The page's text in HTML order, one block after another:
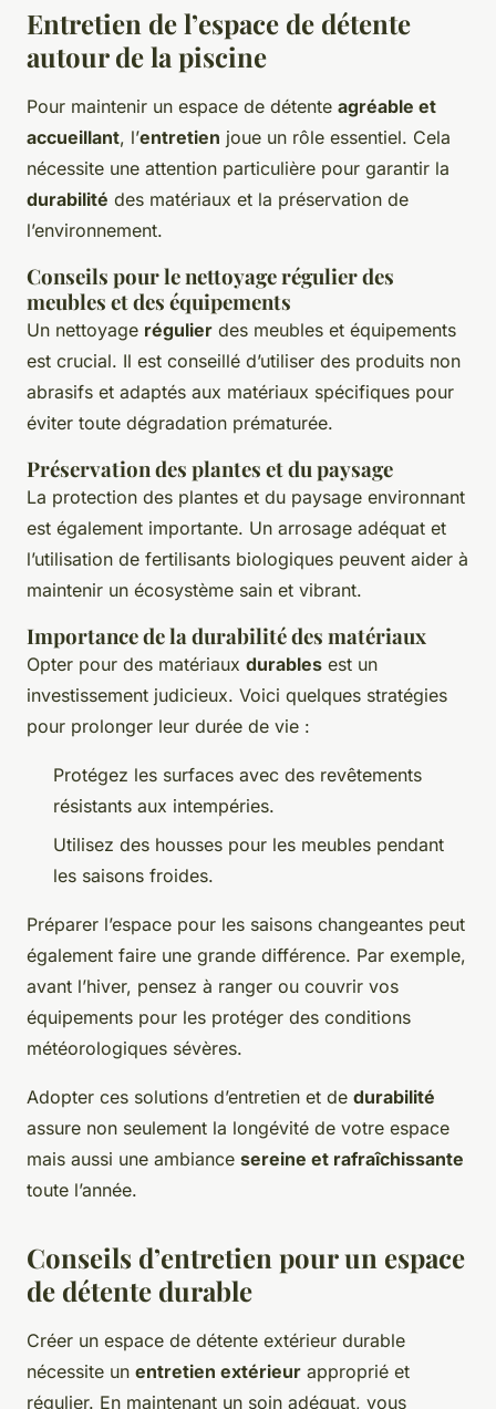
Entretien de l’espace de détente
autour de la piscine
Pour maintenir un espace de détente agréable et
accueillant, l’entretien joue un rôle essentiel. Cela
nécessite une attention particulière pour garantir la
durabilité des matériaux et la préservation de
l’environnement.
Conseils pour le nettoyage régulier des
meubles et des équipements
Un nettoyage régulier des meubles et équipements
est crucial. Il est conseillé d’utiliser des produits non
abrasifs et adaptés aux matériaux spécifiques pour
éviter toute dégradation prématurée.
Préservation des plantes et du paysage
La protection des plantes et du paysage environnant
est également importante. Un arrosage adéquat et
l’utilisation de fertilisants biologiques peuvent aider à
maintenir un écosystème sain et vibrant.
Importance de la durabilité des matériaux
Opter pour des matériaux durables est un
investissement judicieux. Voici quelques stratégies
pour prolonger leur durée de vie :
Protégez les surfaces avec des revêtements
résistants aux intempéries.
Utilisez des housses pour les meubles pendant
les saisons froides.
Préparer l’espace pour les saisons changeantes peut
également faire une grande différence. Par exemple,
avant l’hiver, pensez à ranger ou couvrir vos
équipements pour les protéger des conditions
météorologiques sévères.
Adopter ces solutions d’entretien et de durabilité
assure non seulement la longévité de votre espace
mais aussi une ambiance sereine et rafraîchissante
toute l’année.
Conseils d’entretien pour un espace
de détente durable
Créer un espace de détente extérieur durable
nécessite un entretien extérieur approprié et
régulier. En maintenant un soin adéquat, vous